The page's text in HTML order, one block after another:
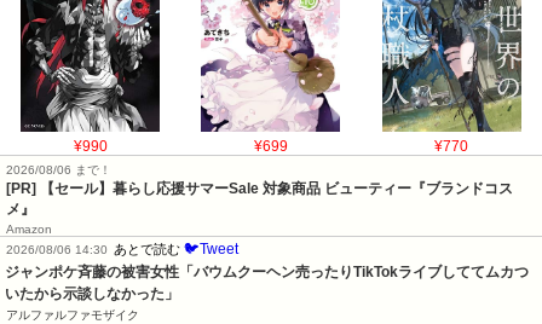
¥990 ¥699 ¥770
2026/08/06 まで！
[PR]
【セール】暮らし応援サマーSale 対象商品 ビューティー『ブランドコス
メ』
Amazon
2026/08/06 14:30
あとで読む 🐦Tweet
ジャンポケ斉藤の被害女性「バウムクーヘン売ったりTikTokライブしててムカつ
いたから示談しなかった」
アルファルファモザイク